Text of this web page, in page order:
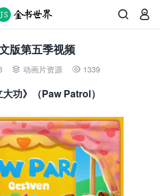


版第五季视频
 动画片资源  1339
功》（Paw Patrol）